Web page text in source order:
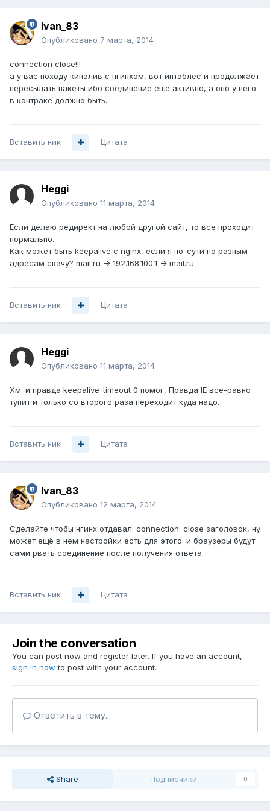
Ivan_83
Опубликовано 7 марта, 2014
connection close!!!
а у вас походу кипалив с нгинхом, вот иптаблес и продолжает
пересылать пакеты ибо соединение ещё активно, а оно у него
в контраке должно быть...
Вставить ник Цитата
Heggi
Опубликовано 11 марта, 2014
Если делаю редирект на любой другой сайт, то все проходит
нормально.
Как может быть keepalive с nginx, если я по-сути по разным
адресам скачу? mail.ru -> 192.168.100.1 -> mail.ru
Вставить ник Цитата
Heggi
Опубликовано 11 марта, 2014
Хм. и правда keepalive_timeout 0 помог, Правда IE все-равно
тупит и только со второго раза переходит куда надо.
Вставить ник Цитата
Ivan_83
Опубликовано 12 марта, 2014
Сделайте чтобы нгинх отдавал: connection: close заголовок, ну
может ещё в нём настройки есть для этого. и браузеры будут
сами рвать соединение после получения ответа.
Вставить ник Цитата
Join the conversation
You can post now and register later. If you have an account,
sign in now to post with your account.
Ответить в тему...
Share Подписчики 0